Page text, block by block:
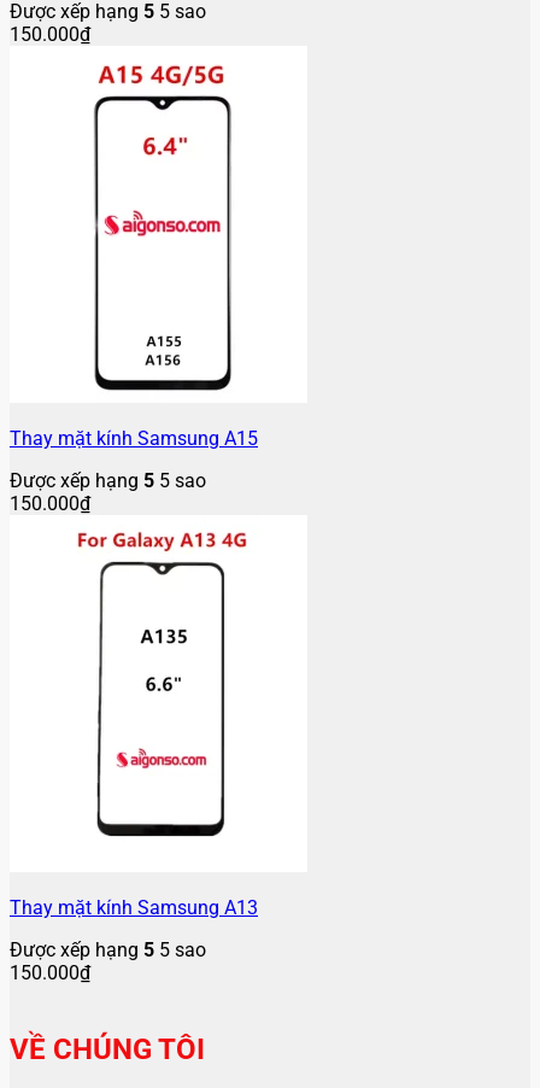
Được xếp hạng 5 5 sao
150.000₫
Thay mặt kính Samsung A15
Được xếp hạng 5 5 sao
150.000₫
Thay mặt kính Samsung A13
Được xếp hạng 5 5 sao
150.000₫
VỀ CHÚNG TÔI